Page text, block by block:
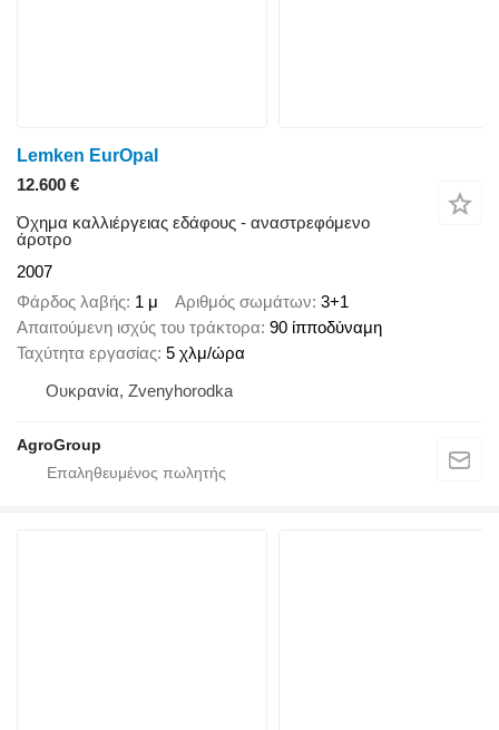
Lemken EurOpal
12.600 €
Όχημα καλλιέργειας εδάφους - αναστρεφόμενο
άροτρο
2007
Φάρδος λαβής 1 μ Αριθμός σωμάτων 3+1
Απαιτούμενη ισχύς του τράκτορα 90 ίπποδύναμη
Ταχύτητα εργασίας 5 χλμ/ώρα
Ουκρανία, Zvenyhorodka
AgroGroup